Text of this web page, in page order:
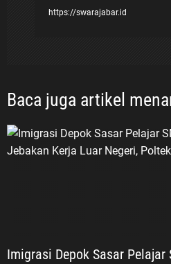
https://swarajabar.id
Baca juga artikel
Imigrasi Depok Sasar Pelajar